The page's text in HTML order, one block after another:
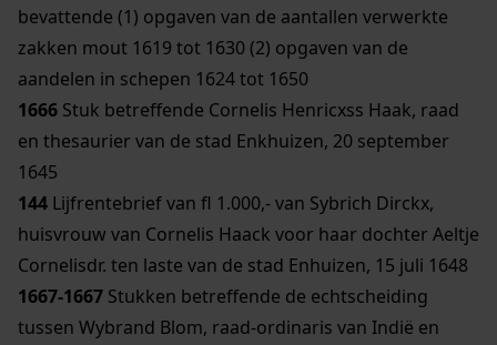
bevattende (1) opgaven van de aantallen verwerkte
zakken mout 1619 tot 1630 (2) opgaven van de
aandelen in schepen 1624 tot 1650
1666 Stuk betreffende Cornelis Henricxss Haak, raad
en thesaurier van de stad Enkhuizen, 20 september
1645
144 Lijfrentebrief van fl 1.000,- van Sybrich Dirckx,
huisvrouw van Cornelis Haack voor haar dochter Aeltje
Cornelisdr. ten laste van de stad Enhuizen, 15 juli 1648
1667-1667 Stukken betreffende de echtscheiding
tussen Wybrand Blom, raad-ordinaris van Indië en